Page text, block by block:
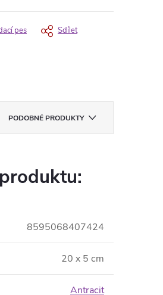
pes Sdílet
PODOBNÉ PRODUKTY
8595068407424
20 x 5 cm
Antracit